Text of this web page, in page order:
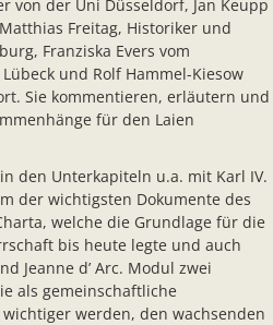
von der Uni Düsseldorf, Jan Keupp
Freitag, Historiker und
Franziska Evers vom
und Rolf Hammel-Kiesow
Sie kommentieren, erläutern und
für den Laien
den Unterkapiteln u.a. mit Karl IV.
der wichtigsten Dokumente des
welche die Grundlage für die
bis heute legte und auch
Jeanne d’ Arc. Modul zwei
als gemeinschaftliche
werden, den wachsenden